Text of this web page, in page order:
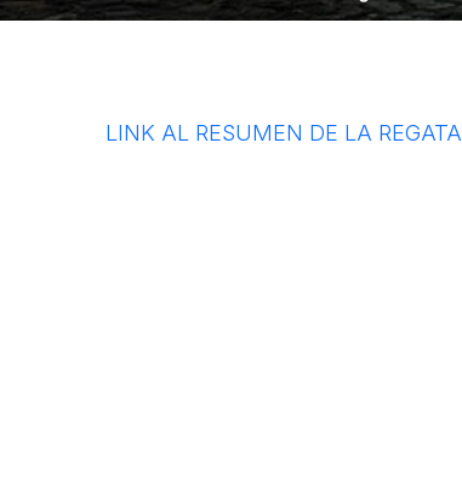
LINK AL RESUMEN DE LA REGATA